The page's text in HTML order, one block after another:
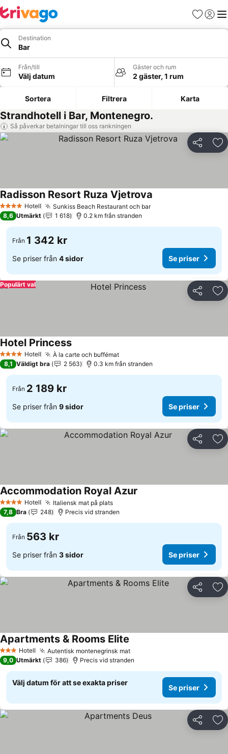
Favoriter
Logga
Destination
Bar
Från/till
Välj datum
Gäster och rum
2 gäster, 1 rum
Sortera Filtrera Karta
Strandhotell i Bar, Montenegro.
Så påverkar betalningar till oss rankningen
Dela
4 StjärnorHotell Sunkiss Beach Restaurant och bar
Radisson Resort Ruza Vjetrova
8,6 Utmärkt 1 618 0.2 km från stranden
Från 1 342 kr
Se priser från 4 sidor Se priser
Dela
Populärt val
4 StjärnorHotell À la carte och buffémat
Hotel Princess
8,1 Väldigt bra 2 563 0.3 km från stranden
Från 2 189 kr
Se priser från 9 sidor Se priser
Dela
4 StjärnorHotell Italiensk mat på plats
Accommodation Royal Azur
7,8 Bra 248 Precis vid stranden
Från 563 kr
Se priser från 3 sidor Se priser
Dela
3 StjärnorHotell Autentisk montenegrinsk mat
Apartments & Rooms Elite
9,0 Utmärkt 386 Precis vid stranden
Välj datum för att se exakta priser
Se priser
Dela